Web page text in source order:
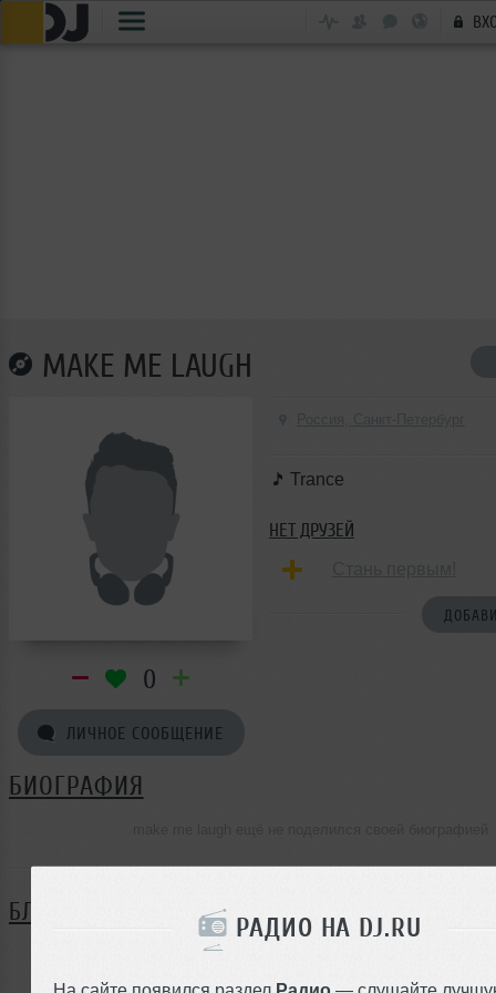
РАДИО НА DJ.RU
На сайте появился раздел Радио — слушайте
MAKE ME LAUGH
0
ЛИЧНОЕ СООБЩЕНИЕ
Trance
НЕТ ДРУЗЕЙ
БИОГРАФИЯ
БЛОГ